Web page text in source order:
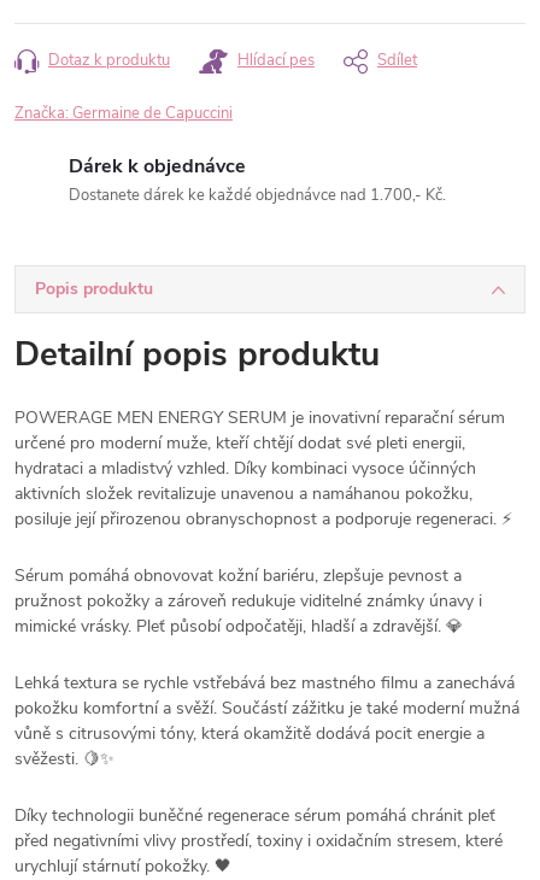
Dotaz k produktu Hlídací pes Sdílet
Značka: Germaine de Capuccini
Dárek k objednávce
Dostanete dárek ke každé objednávce nad 1.700,- Kč.
Popis produktu
Detailní popis produktu
POWERAGE MEN ENERGY SERUM je inovativní reparační sérum
určené pro moderní muže, kteří chtějí dodat své pleti energii,
hydrataci a mladistvý vzhled. Díky kombinaci vysoce účinných
aktivních složek revitalizuje unavenou a namáhanou pokožku,
posiluje její přirozenou obranyschopnost a podporuje regeneraci. ⚡
Sérum pomáhá obnovovat kožní bariéru, zlepšuje pevnost a
pružnost pokožky a zároveň redukuje viditelné známky únavy i
mimické vrásky. Pleť působí odpočatěji, hladší a zdravější. 💎
Lehká textura se rychle vstřebává bez mastného filmu a zanechává
pokožku komfortní a svěží. Součástí zážitku je také moderní mužná
vůně s citrusovými tóny, která okamžitě dodává pocit energie a
svěžesti. 🍋✨
Díky technologii buněčné regenerace sérum pomáhá chránit pleť
před negativními vlivy prostředí, toxiny i oxidačním stresem, které
urychlují stárnutí pokožky. 🖤